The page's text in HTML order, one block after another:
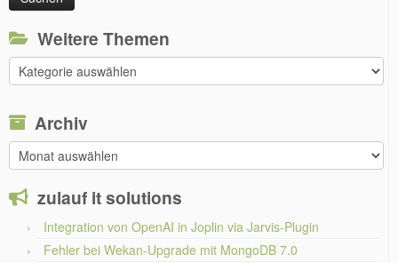
Weitere Themen
Weitere
Themen
Archiv
Archiv
zulauf it solutions
Integration von OpenAI in Joplin via Jarvis-Plugin
Fehler bei Wekan-Upgrade mit MongoDB 7.0